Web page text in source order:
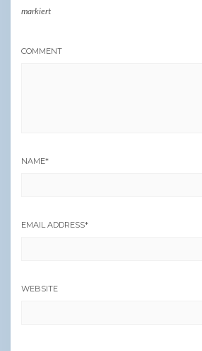
markiert
COMMENT
NAME*
EMAIL ADDRESS*
WEBSITE